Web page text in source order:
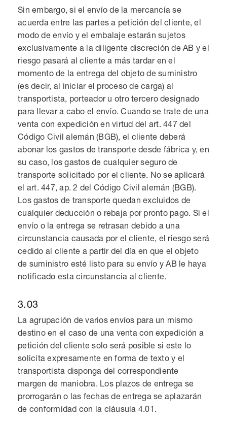
Sin embargo, si el envío de la mercancía se
acuerda entre las partes a petición del cliente, el
modo de envío y el embalaje estarán sujetos
exclusivamente a la diligente discreción de AB y el
riesgo pasará al cliente a más tardar en el
momento de la entrega del objeto de suministro
(es decir, al iniciar el proceso de carga) al
transportista, porteador u otro tercero designado
para llevar a cabo el envío. Cuando se trate de una
venta con expedición en virtud del art. 447 del
Código Civil alemán (BGB), el cliente deberá
abonar los gastos de transporte desde fábrica y, en
su caso, los gastos de cualquier seguro de
transporte solicitado por el cliente. No se aplicará
el art. 447, ap. 2 del Código Civil alemán (BGB).
Los gastos de transporte quedan excluidos de
cualquier deducción o rebaja por pronto pago. Si el
envío o la entrega se retrasan debido a una
circunstancia causada por el cliente, el riesgo será
cedido al cliente a partir del día en que el objeto
de suministro esté listo para su envío y AB le haya
notificado esta circunstancia al cliente.
3.03
La agrupación de varios envíos para un mismo
destino en el caso de una venta con expedición a
petición del cliente solo será posible si este lo
solicita expresamente en forma de texto y el
transportista disponga del correspondiente
margen de maniobra. Los plazos de entrega se
prorrogarán o las fechas de entrega se aplazarán
de conformidad con la cláusula 4.01.